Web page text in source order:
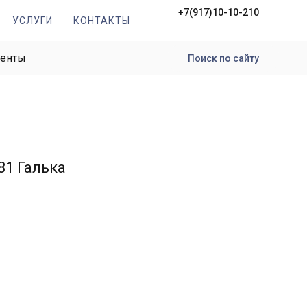
УСЛУГИ КОНТАКТЫ
+7(917)10-10-210
Поиск по сайту
Галька